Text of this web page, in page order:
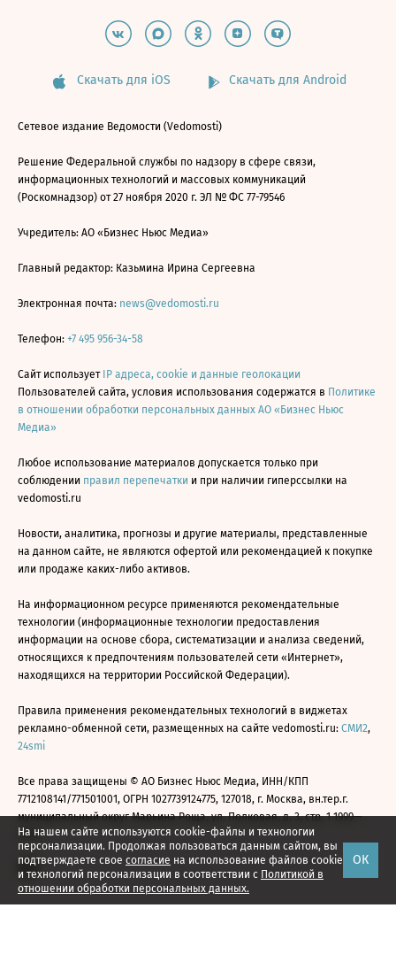
На нашем сайте используются cookie-файлы и технологии
персонализации. Продолжая пользоваться данным сайтом, вы
подтверждаете свое согласие на использование файлов cookie
и технологий персонализации в соответствии с Политикой в
отношении обработки персональных данных.
ОК
Скачать для iOS Скачать для Android
Сетевое издание Ведомости (Vedomosti)
Решение Федеральной службы по надзору в сфере связи,
информационных технологий и массовых коммуникаций
(Роскомнадзор) от 27 ноября 2020 г. ЭЛ № ФС 77-79546
Учредитель: АО «Бизнес Ньюс Медиа»
Главный редактор: Казьмина Ирина Сергеевна
Электронная почта: news@vedomosti.ru
Телефон: +7 495 956-34-58
Сайт использует IP адреса, cookie и данные геолокации
Пользователей сайта, условия использования содержатся в Политике
в отношении обработки персональных данных АО «Бизнес Ньюс
Медиа»
Любое использование материалов допускается только при
соблюдении правил перепечатки и при наличии гиперссылки на
vedomosti.ru
Новости, аналитика, прогнозы и другие материалы, представленные
на данном сайте, не являются офертой или рекомендацией к покупке
или продаже каких-либо активов.
На информационном ресурсе применяются рекомендательные
технологии (информационные технологии предоставления
информации на основе сбора, систематизации и анализа сведений,
относящихся к предпочтениям пользователей сети «Интернет»,
находящихся на территории Российской Федерации).
Правила применения рекомендательных технологий в виджетах
рекламно-обменной сети, размещенных на сайте vedomosti.ru: СМИ2,
24smi
Все права защищены © АО Бизнес Ньюс Медиа, ИНН/КПП
7712108141/771501001, ОГРН 1027739124775, 127018, г. Москва, вн.тер.г.
муниципальный округ Марьина Роща, ул. Полковая, д. 3, стр. 1 1999—
2026